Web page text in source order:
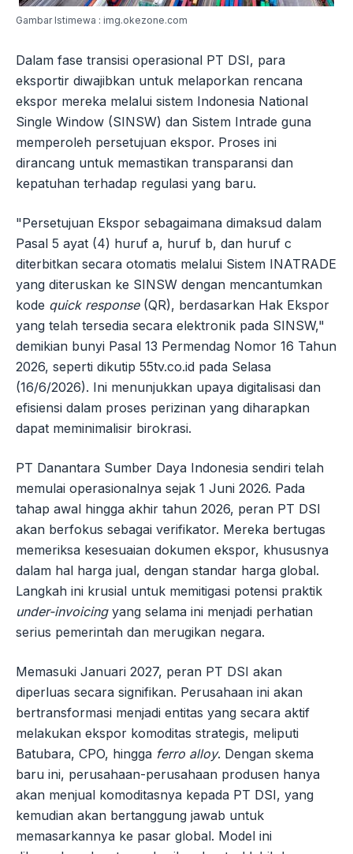
Gambar Istimewa : img.okezone.com
Dalam fase transisi operasional PT DSI, para
eksportir diwajibkan untuk melaporkan rencana
ekspor mereka melalui sistem Indonesia National
Single Window (SINSW) dan Sistem Intrade guna
memperoleh persetujuan ekspor. Proses ini
dirancang untuk memastikan transparansi dan
kepatuhan terhadap regulasi yang baru.
"Persetujuan Ekspor sebagaimana dimaksud dalam
Pasal 5 ayat (4) huruf a, huruf b, dan huruf c
diterbitkan secara otomatis melalui Sistem INATRADE
yang diteruskan ke SINSW dengan mencantumkan
kode quick response(QR), berdasarkan Hak Ekspor
yang telah tersedia secara elektronik pada SINSW,"
demikian bunyi Pasal 13 Permendag Nomor 16 Tahun
2026, seperti dikutip 55tv.co.id pada Selasa
(16/6/2026). Ini menunjukkan upaya digitalisasi dan
efisiensi dalam proses perizinan yang diharapkan
dapat meminimalisir birokrasi.
PT Danantara Sumber Daya Indonesia sendiri telah
memulai operasionalnya sejak 1 Juni 2026. Pada
tahap awal hingga akhir tahun 2026, peran PT DSI
akan berfokus sebagai verifikator. Mereka bertugas
memeriksa kesesuaian dokumen ekspor, khususnya
dalam hal harga jual, dengan standar harga global.
Langkah ini krusial untuk memitigasi potensi praktik
under-invoicingyang selama ini menjadi perhatian
serius pemerintah dan merugikan negara.
Memasuki Januari 2027, peran PT DSI akan
diperluas secara signifikan. Perusahaan ini akan
bertransformasi menjadi entitas yang secara aktif
melakukan ekspor komoditas strategis, meliputi
Batubara, CPO, hingga ferro alloy. Dengan skema
baru ini, perusahaan-perusahaan produsen hanya
akan menjual komoditasnya kepada PT DSI, yang
kemudian akan bertanggung jawab untuk
memasarkannya ke pasar global. Model ini